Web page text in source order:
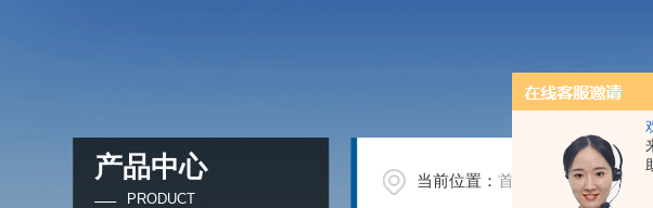
产品中心
PRODUCT
当前位置：首页 产品中心/ /